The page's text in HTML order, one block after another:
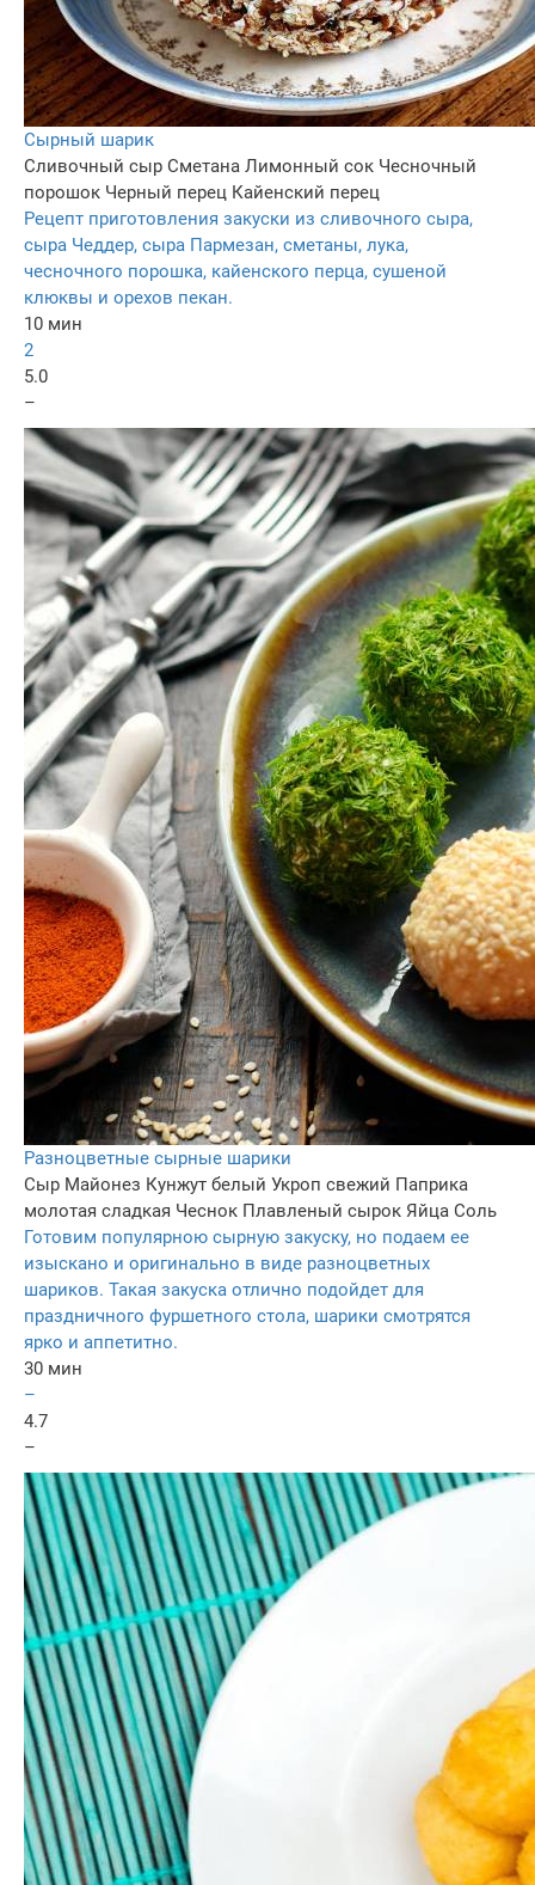
Сырный шарик
Сливочный сыр Сметана Лимонный сок Чесночный
порошок Черный перец Кайенский перец
Рецепт приготовления закуски из сливочного сыра,
сыра Чеддер, сыра Пармезан, сметаны, лука,
чесночного порошка, кайенского перца, сушеной
клюквы и орехов пекан.
10 мин
2
5.0
–
Разноцветные сырные шарики
Сыр Майонез Кунжут белый Укроп свежий Паприка
молотая сладкая Чеснок Плавленый сырок Яйца Соль
Готовим популярною сырную закуску, но подаем ее
изыскано и оригинально в виде разноцветных
шариков. Такая закуска отлично подойдет для
праздничного фуршетного стола, шарики смотрятся
ярко и аппетитно.
30 мин
–
4.7
–